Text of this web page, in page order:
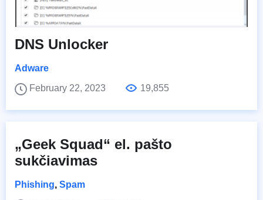
DNS Unlocker
Adware
February 22, 2023
19,855
„Geek Squad“ el. pašto
sukčiavimas
Phishing, Spam